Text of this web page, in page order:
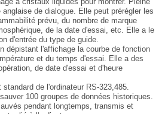
de dialogue. Elle peut prérégler les
prévu, du nombre de marque
de la date d'essai, etc. Elle a le
d'entrée du type de guide.
dépistant l'affichage la courbe de fonction
et du temps d'essai. Elle a des
de date d'essai et d'heure
de l'ordinateur RS-323,485.
100 groupes de données historiques.
pendant longtemps, transmis et